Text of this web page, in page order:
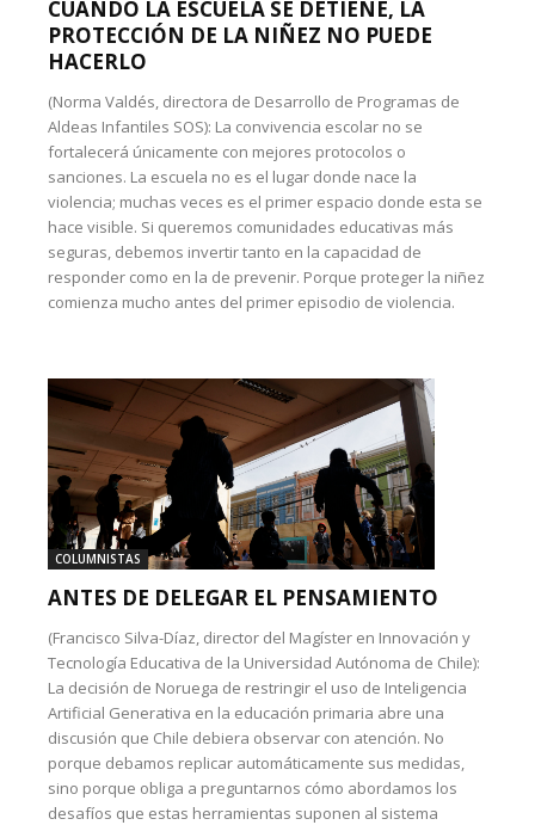
CUANDO LA ESCUELA SE DETIENE, LA
PROTECCIÓN DE LA NIÑEZ NO PUEDE
HACERLO
(Norma Valdés, directora de Desarrollo de Programas de
Aldeas Infantiles SOS): La convivencia escolar no se
fortalecerá únicamente con mejores protocolos o
sanciones. La escuela no es el lugar donde nace la
violencia; muchas veces es el primer espacio donde esta se
hace visible. Si queremos comunidades educativas más
seguras, debemos invertir tanto en la capacidad de
responder como en la de prevenir. Porque proteger la niñez
comienza mucho antes del primer episodio de violencia.
COLUMNISTAS
ANTES DE DELEGAR EL PENSAMIENTO
(Francisco Silva-Díaz, director del Magíster en Innovación y
Tecnología Educativa de la Universidad Autónoma de Chile):
La decisión de Noruega de restringir el uso de Inteligencia
Artificial Generativa en la educación primaria abre una
discusión que Chile debiera observar con atención. No
porque debamos replicar automáticamente sus medidas,
sino porque obliga a preguntarnos cómo abordamos los
desafíos que estas herramientas suponen al sistema